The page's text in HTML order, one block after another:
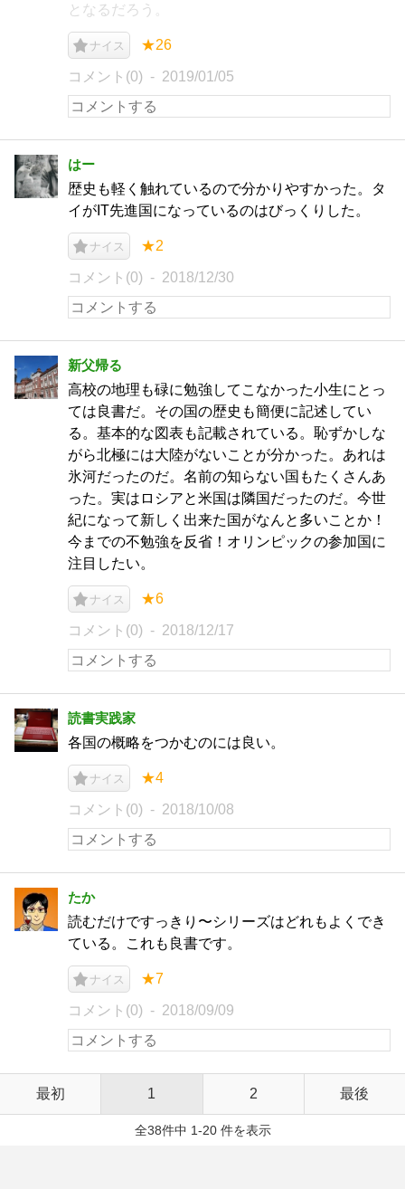
となるだろう。
ナイス ★26
コメント(0) 2019/01/05
はー
歴史も軽く触れているので分かりやすかった。タ
イがIT先進国になっているのはびっくりした。
ナイス ★2
コメント(0) 2018/12/30
新父帰る
高校の地理も碌に勉強してこなかった小生にとっ
ては良書だ。その国の歴史も簡便に記述してい
る。基本的な図表も記載されている。恥ずかしな
がら北極には大陸がないことが分かった。あれは
氷河だったのだ。名前の知らない国もたくさんあ
った。実はロシアと米国は隣国だったのだ。今世
紀になって新しく出来た国がなんと多いことか！
今までの不勉強を反省！オリンピックの参加国に
注目したい。
ナイス ★6
コメント(0) 2018/12/17
読書実践家
各国の概略をつかむのには良い。
ナイス ★4
コメント(0) 2018/10/08
たか
読むだけですっきり〜シリーズはどれもよくでき
ている。これも良書です。
ナイス ★7
コメント(0) 2018/09/09
最初 1 2 最後
全38件中 1-20 件を表示